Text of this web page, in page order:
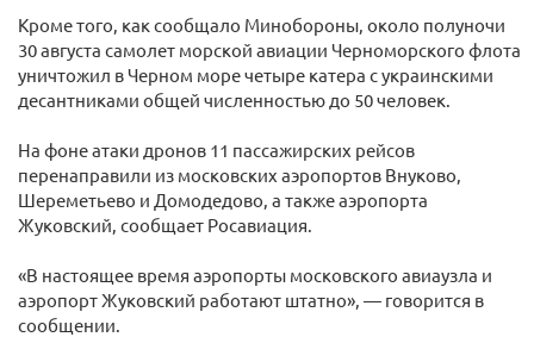
Кроме того, как сообщало Минобороны, около полуночи
30 августа самолет морской авиации Черноморского флота
уничтожил в Черном море четыре катера с украинскими
десантниками общей численностью до 50 человек.
На фоне атаки дронов 11 пассажирских рейсов
перенаправили из московских аэропортов Внуково,
Шереметьево и Домодедово, а также аэропорта
Жуковский, сообщает Росавиация.
«В настоящее время аэропорты московского авиаузла и
аэропорт Жуковский работают штатно», — говорится в
сообщении.